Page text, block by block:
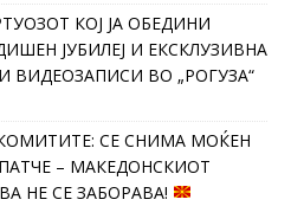
КОЈ ЈА ОБЕДИНИ
ЈУБИЛЕЈ И ЕКСКЛУЗИВНА
ВИДЕОЗАПИСИ ВО „РОГУЗА“
СЕ СНИМА МОЌЕН
– МАКЕДОНСКИОТ
НЕ СЕ ЗАБОРАВА!